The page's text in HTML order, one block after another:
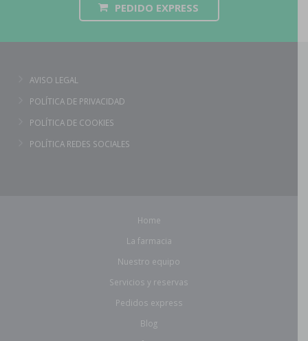
PEDIDO EXPRESS
AVISO LEGAL
POLÍTICA DE PRIVACIDAD
POLÍTICA DE COOKIES
POLÍTICA REDES SOCIALES
Home
La farmacia
Nuestro equipo
Servicios y reservas
Pedidos express
Blog